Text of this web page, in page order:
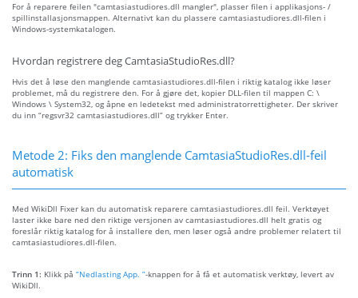
For å reparere feilen "camtasiastudiores.dll mangler", plasser filen i applikasjons- /
spillinstallasjonsmappen. Alternativt kan du plassere camtasiastudiores.dll-filen i
Windows-systemkatalogen.
Hvordan registrere deg CamtasiaStudioRes.dll?
Hvis det å løse den manglende camtasiastudiores.dll-filen i riktig katalog ikke løser
problemet, må du registrere den. For å gjøre det, kopier DLL-filen til mappen C: \
Windows \ System32, og åpne en ledetekst med administratorrettigheter. Der skriver
du inn “regsvr32 camtasiastudiores.dll” og trykker Enter.
Metode 2: Fiks den manglende CamtasiaStudioRes.dll-feil
automatisk
Med WikiDll Fixer kan du automatisk reparere camtasiastudiores.dll feil. Verktøyet
laster ikke bare ned den riktige versjonen av camtasiastudiores.dll helt gratis og
foreslår riktig katalog for å installere den, men løser også andre problemer relatert til
camtasiastudiores.dll-filen.
Trinn 1: Klikk på “Nedlasting App. ”-knappen for å få et automatisk verktøy, levert av
WikiDll.